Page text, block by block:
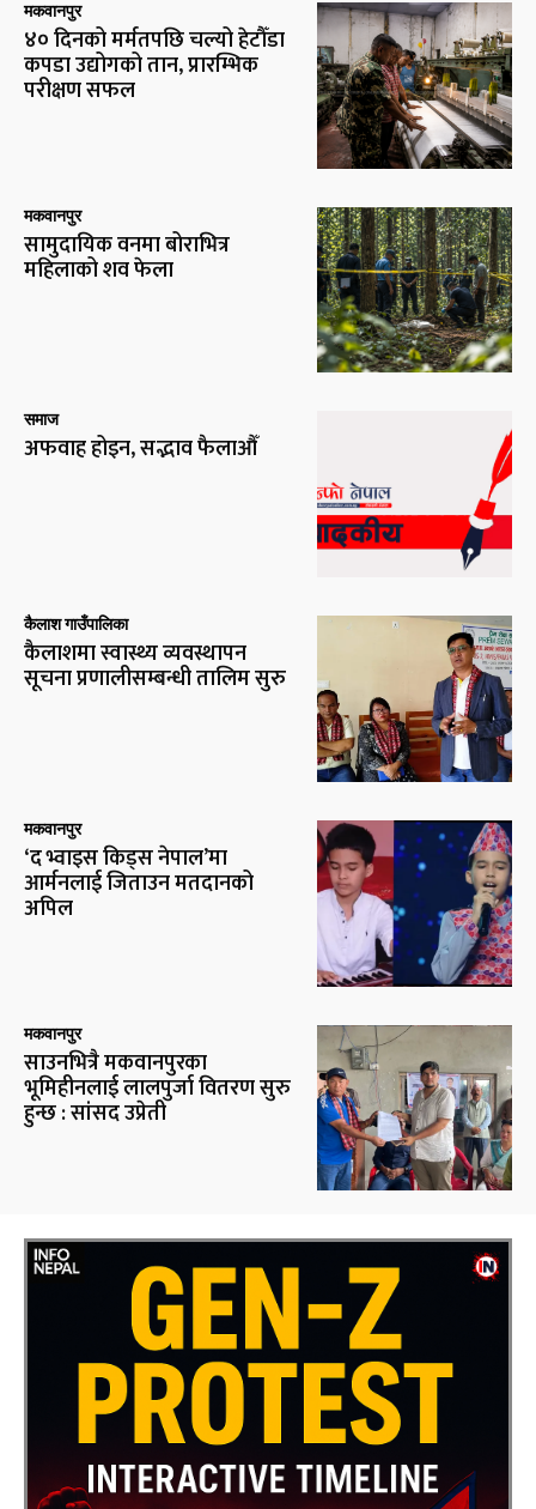
मकवानपुर
४० दिनको मर्मतपछि चल्यो हेटौँडा
कपडा उद्योगको तान, प्रारम्भिक
परीक्षण सफल
मकवानपुर
सामुदायिक वनमा बोराभित्र
महिलाको शव फेला
समाज
अफवाह होइन, सद्भाव फैलाऔँ
कैलाश गाउँपालिका
कैलाशमा स्वास्थ्य व्यवस्थापन
सूचना प्रणालीसम्बन्धी तालिम सुरु
मकवानपुर
‘द भ्वाइस किड्स नेपाल’मा
आर्मनलाई जिताउन मतदानको
अपिल
मकवानपुर
साउनभित्रै मकवानपुरका
भूमिहीनलाई लालपुर्जा वितरण सुरु
हुन्छ : सांसद उप्रेती